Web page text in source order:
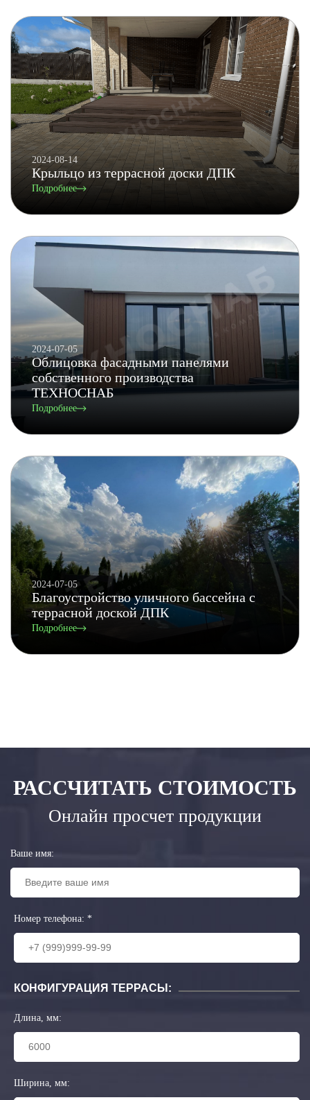
2024-08-14
Крыльцо из террасной доски ДПК
Подробнее
2024-07-05
Облицовка фасадными панелями
собственного производства
ТЕХНОСНАБ
Подробнее
2024-07-05
Благоустройство уличного бассейна с
террасной доской ДПК
Подробнее
РАССЧИТАТЬ СТОИМОСТЬ
Онлайн просчет продукции
Ваше имя:
Номер телефона: *
КОНФИГУРАЦИЯ ТЕРРАСЫ:
Длина, мм:
Ширина, мм: